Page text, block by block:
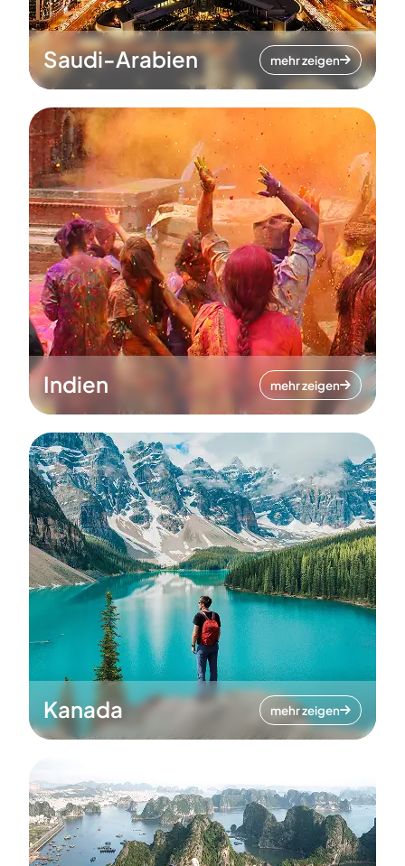
Saudi-Arabien mehr zeigen
Indien mehr zeigen
Kanada mehr zeigen